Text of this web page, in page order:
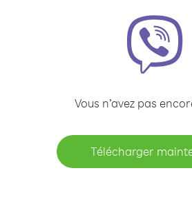
Vous n’avez pas
Télécharger